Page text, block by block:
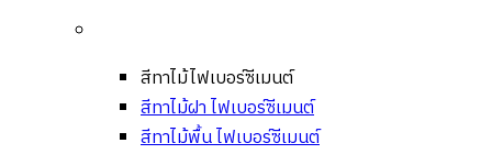
สีทาไม้ไฟเบอร์ซีเมนต์
สีทาไม้ฝา ไฟเบอร์ซีเมนต์
สีทาไม้พื้น ไฟเบอร์ซีเมนต์